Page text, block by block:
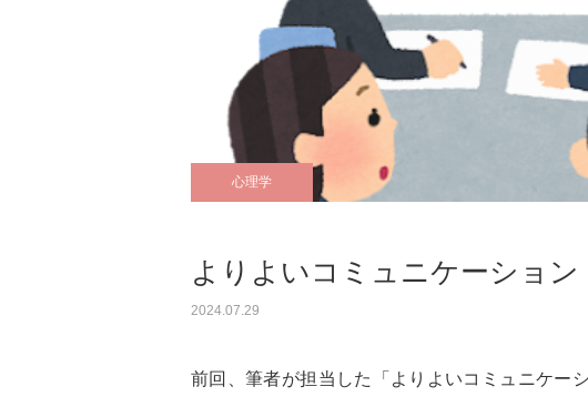
心理学
よりよいコミュニケーショ
2024.07.29
前回、筆者が担当した「よりよいコミュニケ